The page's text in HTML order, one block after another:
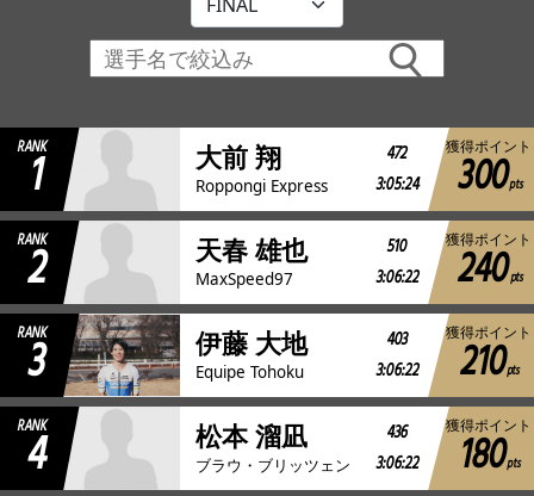
加盟・登録
JBCF ROAD SERIESとは
RANK
1 大前 翔
Roppongi Express
472
3:05:24
獲得ポイント
300pts
RANK
2 天春 雄也
MaxSpeed97
510
3:06:22
獲得ポイント
240 pts
RANK
3 伊藤 大地
Equipe Tohoku
403
3:06:22
獲得ポイント
210pts
RANK
4 松本 溜凪
ブラウ・ブリッツェン
436
3:06:22
獲得ポイント
180pts